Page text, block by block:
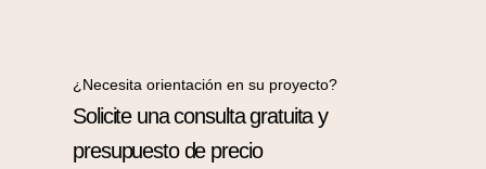
¿Necesita orientación en su proyecto?
Solicite una consulta gratuita y
presupuesto de precio